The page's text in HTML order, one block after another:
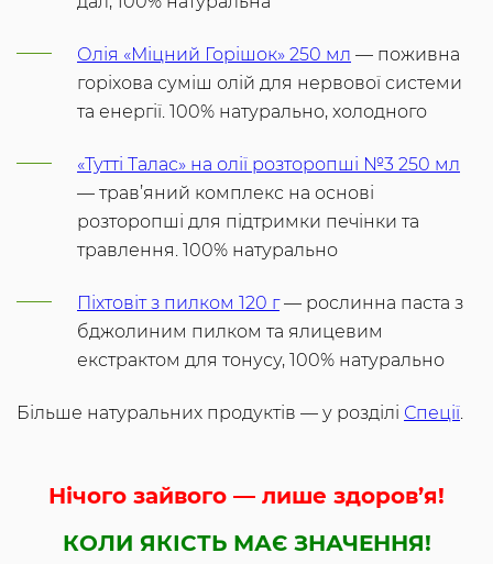
Олія «Міцний Горішок» 250 мл — поживна
горіхова суміш олій для нервової системи
та енергії. 100% натурально, холодного
«Тутті Талас» на олії розторопші №3 250 мл
— трав’яний комплекс на основі
розторопші для підтримки печінки та
травлення. 100% натурально
Піхтовіт з пилком 120 г— рослинна паста з
бджолиним пилком та ялицевим
екстрактом для тонусу, 100% натурально
Більше натуральних продуктів — у розділі Спеції.
Нічого зайвого — лише здоров’я!
КОЛИ ЯКІСТЬ МАЄ ЗНАЧЕННЯ!